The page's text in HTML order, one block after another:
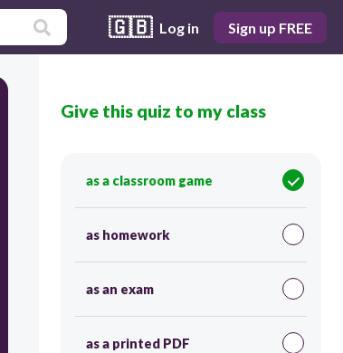
🇬🇧 Log in Sign up FREE
Score 0
المجموعة المتكتبية مثل:
Give this quiz to my class
as a classroom game
as homework
as an exam
as a printed PDF